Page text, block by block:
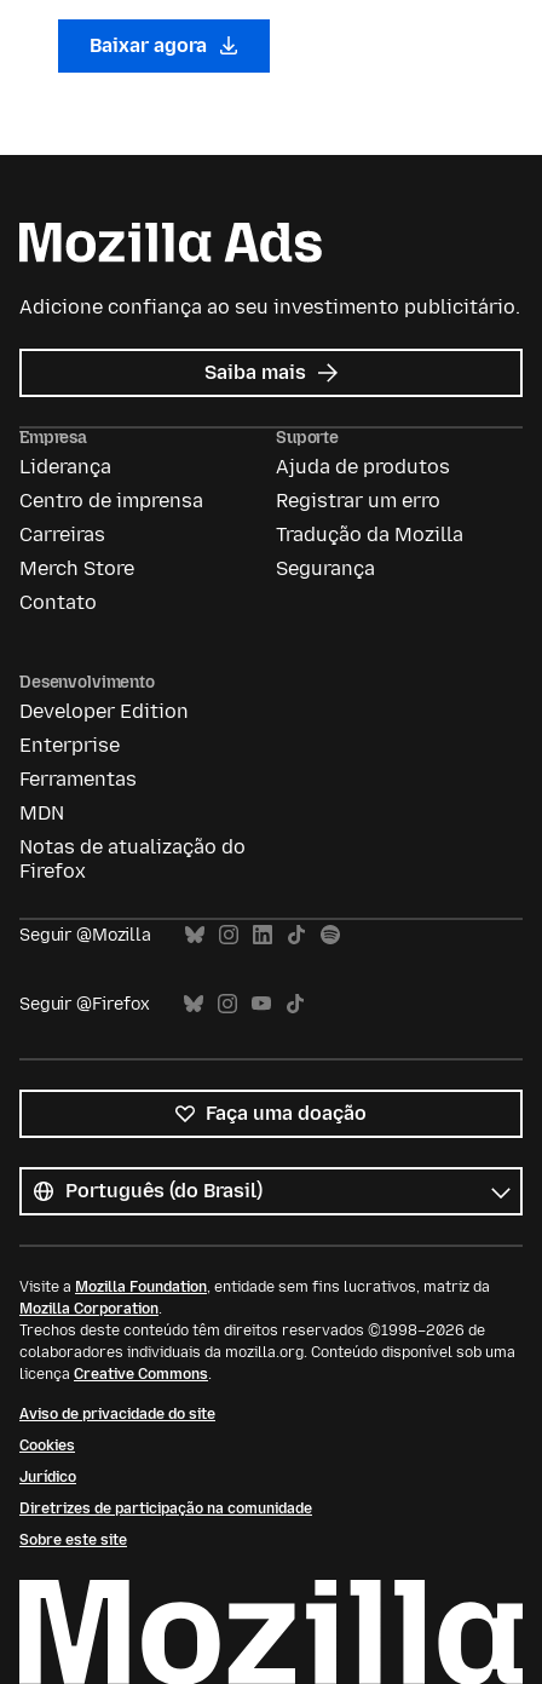
Baixar agora
Adicione confiança ao seu investimento publicitário.
Saiba mais sobre
Mozilla
Empresa
Liderança
Centro de imprensa
Carreiras
Merch Store
Contato
Suporte
Ajuda de produtos
Registrar um erro
Tradução da Mozilla
Segurança
Desenvolvimento
Developer Edition
Enterprise
Ferramentas
MDN
Notas de atualização do
Firefox
Seguir @Mozilla
Seguir @Firefox
Faça uma doação
os
idiomas
Idioma
Visite a Mozilla Foundation, entidade sem fins lucrativos, matriz da
Mozilla Corporation.
Trechos deste conteúdo têm direitos reservados ©1998–2026 de
colaboradores individuais da mozilla.org. Conteúdo disponível sob uma
licença Creative Commons.
Aviso de privacidade do site
Cookies
Jurídico
Diretrizes de participação na comunidade
Sobre este site